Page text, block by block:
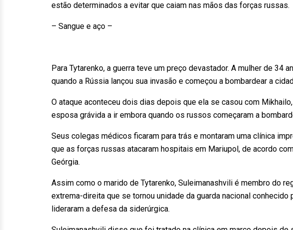
estão determinados a evitar que caiam nas mãos das forças russas.
– Sangue e aço –
Para Tytarenko, a guerra teve um preço devastador. A mulher de 34
quando a Rússia lançou sua invasão e começou a bombardear a
O ataque aconteceu dois dias depois que ela se casou com
esposa grávida a ir embora quando os russos começaram a
Seus colegas médicos ficaram para trás e montaram uma clínica
que as forças russas atacaram hospitais em Mariupol, de acordo
Geórgia.
Assim como o marido de Tytarenko, Suleimanashvili é membro do
extrema-direita que se tornou unidade da guarda nacional
lideraram a defesa da siderúrgica.